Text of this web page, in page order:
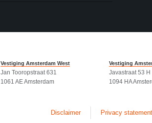
Vestiging Amsterdam West
Jan Tooropstraat 631
1061 AE Amsterdam
Vestiging
Javastraat 53 H
1094 HA
Disclaimer Privacy statement